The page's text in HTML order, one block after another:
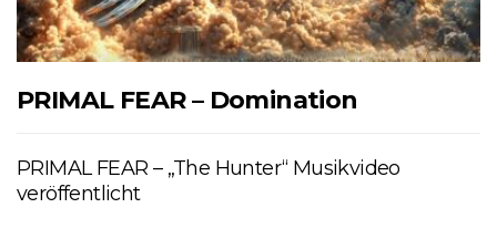
PRIMAL FEAR – Domination
PRIMAL FEAR – „The Hunter“ Musikvideo
veröffentlicht